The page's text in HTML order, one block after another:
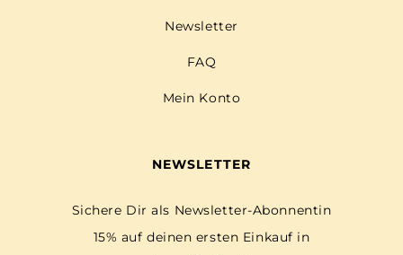
Newsletter
FAQ
Mein Konto
NEWSLETTER
Sichere Dir als Newsletter-Abonnentin
15% auf deinen ersten Einkauf in